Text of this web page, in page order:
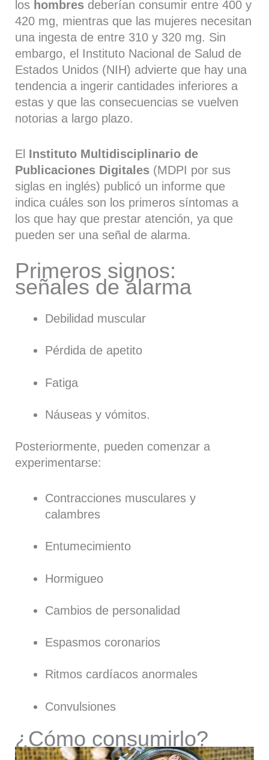
los hombres deberían consumir entre 400 y
420 mg, mientras que las mujeres necesitan
una ingesta de entre 310 y 320 mg. Sin
embargo, el Instituto Nacional de Salud de
Estados Unidos (NIH) advierte que hay una
tendencia a ingerir cantidades inferiores a
estas y que las consecuencias se vuelven
notorias a largo plazo.
El Instituto Multidisciplinario de
Publicaciones Digitales (MDPI por sus
siglas en inglés) publicó un informe que
indica cuáles son los primeros síntomas a
los que hay que prestar atención, ya que
pueden ser una señal de alarma.
Primeros signos:
señales de alarma
Debilidad muscular
Pérdida de apetito
Fatiga
Náuseas y vómitos.
Posteriormente, pueden comenzar a
experimentarse:
Contracciones musculares y
calambres
Entumecimiento
Hormigueo
Cambios de personalidad
Espasmos coronarios
Ritmos cardíacos anormales
Convulsiones
¿Cómo consumirlo?